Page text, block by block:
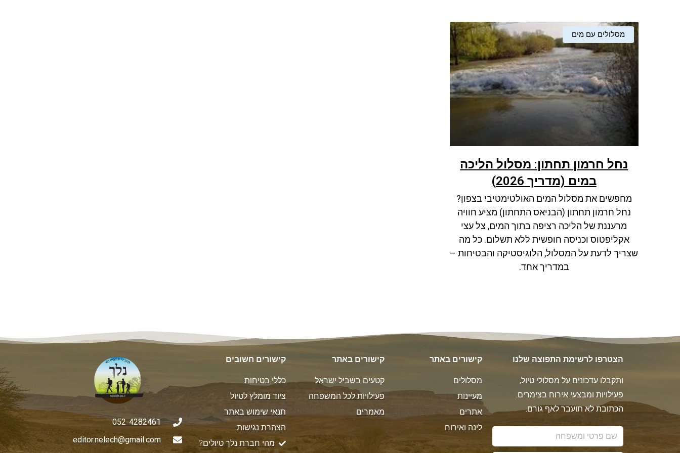
מסלולים עם מים
נחל חרמון תחתון: מסלול הליכה
במים (מדריך 2026)
מחפשים את מסלול המים האולטימטיבי בצפון?
נחל חרמון תחתון (הבניאס התחתון) מציע חוויה
מרעננת של הליכה רציפה בתוך המים, צל עצי
אקליפטוס וכניסה חופשית ללא תשלום. כל מה
שצריך לדעת על המסלול, הלוגיסטיקה והבטיחות –
במדריך אחד.
הצטרפו לרשימת התפוצה שלנו
ותקבלו עדכונים על מסלולי טיול,
פעילויות ומבצעי אירוח בצימרים.
הכתובת לא תועבר לאף גורם.
קישורים באתר
מסלולים
מעיינות
אתרים
לינה ואירוח
קישורים באתר
קטעים בשביל ישראל
פעילויות לכל המשפחה
מאמרים
קישורים חשובים
כללי בטיחות
ציוד מומלץ לטיול
תנאי שימוש באתר
הצהרת נגישות
מהי חברת נלך טיולים?
052-4282461
editor.nelech@gmail.com